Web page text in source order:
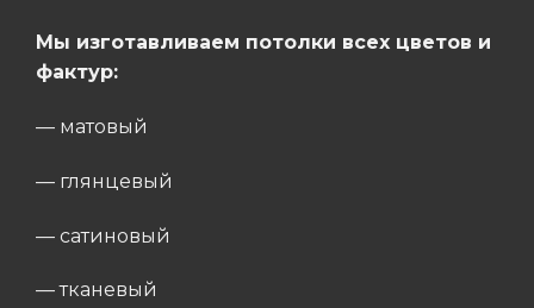
Мы изготавливаем потолки всех цветов и
фактур:
— матовый
— глянцевый
— сатиновый
— тканевый